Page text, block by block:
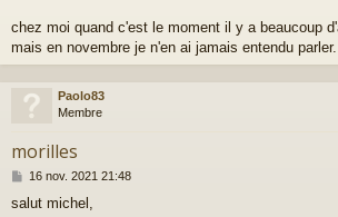
a
g
chez moi quand c'est le moment il y a beaucoup
mais en novembre je n'en ai jamais entendu parler.
Paolo83
Membre
morilles
M
s
16 nov. 2021 21:48
salut michel,